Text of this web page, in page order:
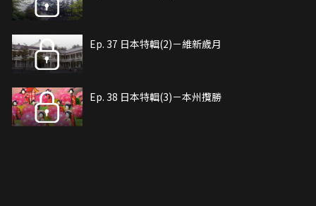
Ep. 37 日本特輯(2)－維新歲月
Ep. 38 日本特輯(3)－本州攬勝